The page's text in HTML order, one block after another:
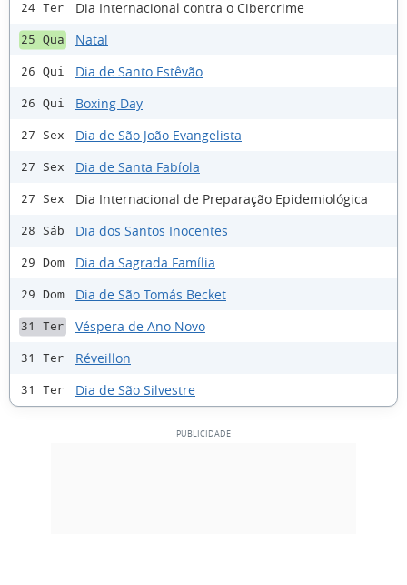
24 Ter Dia Internacional contra o Cibercrime
25 Qua Natal
26 Qui Dia de Santo Estêvão
26 Qui Boxing Day
27 Sex Dia de São João Evangelista
27 Sex Dia de Santa Fabíola
27 Sex Dia Internacional de Preparação Epidemiológica
28 Sáb Dia dos Santos Inocentes
29 Dom Dia da Sagrada Família
29 Dom Dia de São Tomás Becket
31 Ter Véspera de Ano Novo
31 Ter Réveillon
31 Ter Dia de São Silvestre